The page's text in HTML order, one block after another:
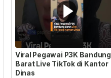
Viral Pegawai P3K Bandung
Barat Live TikTok di Kantor
Dinas